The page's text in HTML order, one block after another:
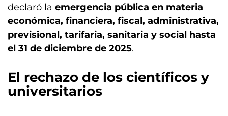
declaró la emergencia pública en materia
económica, financiera, fiscal, administrativa,
previsional, tarifaria, sanitaria y social hasta
el 31 de diciembre de 2025.
El rechazo de los científicos y
universitarios